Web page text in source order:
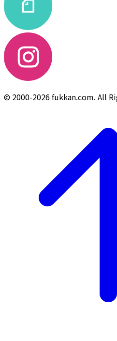
© 2000-2026 fukkan.com. All